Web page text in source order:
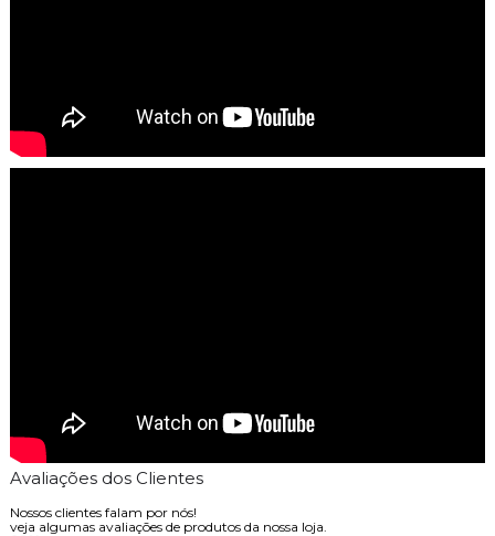
Avaliações dos Clientes
Nossos clientes falam por nós!
veja algumas avaliações de produtos da nossa loja.